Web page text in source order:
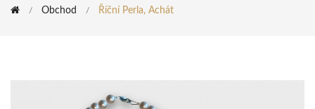
Obchod Říční Perla, Achát